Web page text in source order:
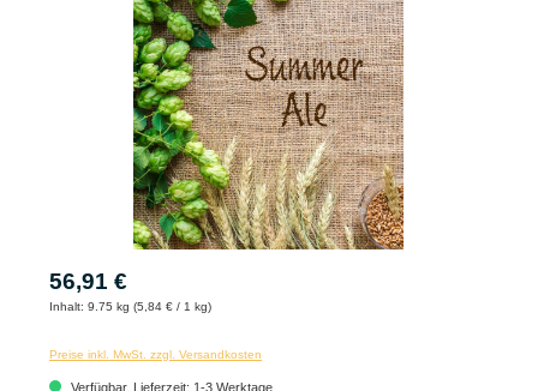
56,91 €
Inhalt: 9.75 kg (5,84 € / 1 kg)
Preise inkl. MwSt. zzgl. Versandkosten
Verfügbar, Lieferzeit: 1-3 Werktage